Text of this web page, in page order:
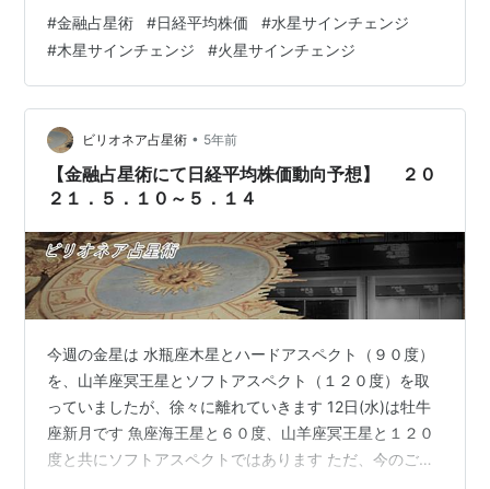
ら乙女座にサインチェンジ。 サインチェンジの時は切り
替えの時期ではあるのですが、 ここ最近の上下の激しさ
を思うと何が切り替えだか何だか分からない感じですし
ただ、大きい変化は起こりそうには見えません。 ７月２
４日(土)の夕刊で『米株式市場で初の３万５０００ドルを
付けた』という記事…
#金融占星術 #日経平均株価 #水星サインチェンジ
#木星サインチェンジ #火星サインチェンジ
ビリオネア占星術 • 5年前
【金融占星術にて日経平均株価動向予想】 ２０
２１．５．１０～５．１４
今週の金星は 水瓶座木星とハードアスペクト（９０度）
を、山羊座冥王星とソフトアスペクト（１２０度）を取
っていましたが、徐々に離れていきます 12日(水)は牡牛
座新月です 魚座海王星と６０度、山羊座冥王星と１２０
度と共にソフトアスペクトではあります ただ、今のご時